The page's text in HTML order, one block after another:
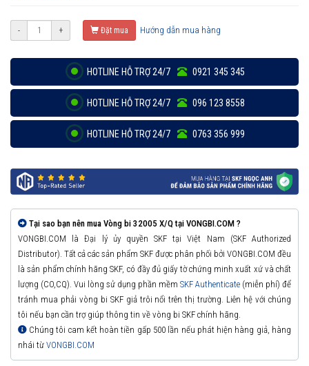
- + Đặt mua Hướng dẫn mua hàng
HOTLINE HỖ TRỢ 24/7 0921 345 345
HOTLINE HỖ TRỢ 24/7 096 123 8558
HOTLINE HỖ TRỢ 24/7 0763 356 999
Tại sao bạn nên mua Vòng bi 32005 X/Q tại VONGBI.COM ?
VONGBI.COM là Đại lý ủy quyền SKF tại Việt Nam (SKF Authorized
Distributor). Tất cả các sản phẩm SKF được phân phối bởi VONGBI.COM đều
là sản phẩm chính hãng SKF, có đầy đủ giấy tờ chứng minh xuất xứ và chất
lượng (CO,CQ). Vui lòng sử dụng phần mềm SKF Authenticate (miễn phí) để
tránh mua phải vòng bi SKF giả trôi nổi trên thị trường. Liên hệ với chúng
tôi nếu bạn cần trợ giúp thông tin về vòng bi SKF chính hãng.
Chúng tôi cam kết hoàn tiền gấp 500 lần nếu phát hiện hàng giả, hàng
nhái từ VONGBI.COM